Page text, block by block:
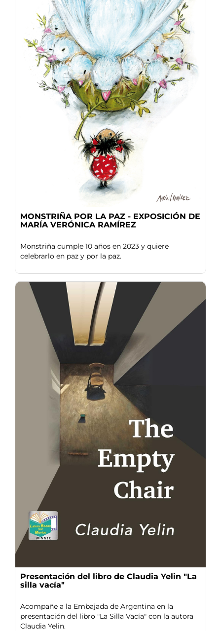
MONSTRIÑA POR LA PAZ - EXPOSICIÓN DE
MARÍA VERÓNICA RAMÍREZ
Monstriña cumple 10 años en 2023 y quiere
celebrarlo en paz y por la paz.
Presentación del libro de Claudia Yelin "La
silla vacía"
Acompañe a la Embajada de Argentina en la
presentación del libro "La Silla Vacía" con la autora
Claudia Yelin.